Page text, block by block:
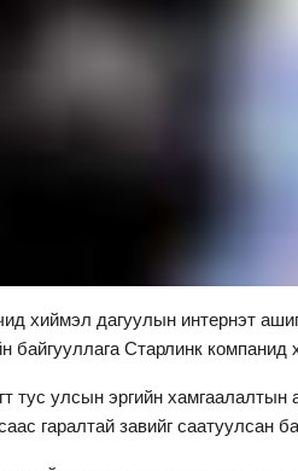
хиймэл дагуулын интернэт
байгууллага Старлинк компанид
тус улсын эргийн
гаралтай завийг саатуулсан